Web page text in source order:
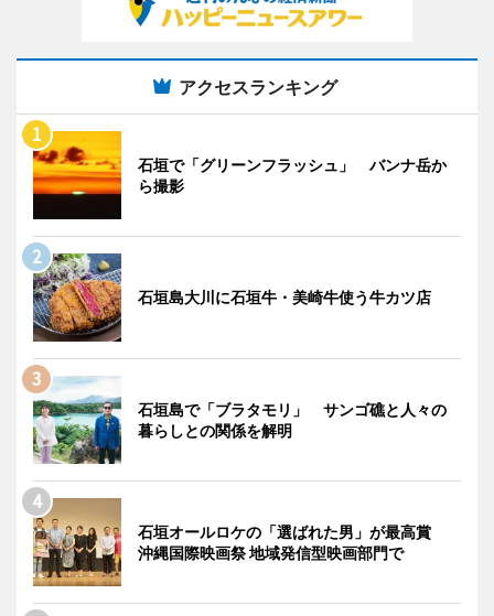
アクセスランキング
石垣で「グリーンフラッシュ」 バンナ岳か
ら撮影
石垣島大川に石垣牛・美崎牛使う牛カツ店
石垣島で「ブラタモリ」 サンゴ礁と人々の
暮らしとの関係を解明
石垣オールロケの「選ばれた男」が最高賞
沖縄国際映画祭 地域発信型映画部門で